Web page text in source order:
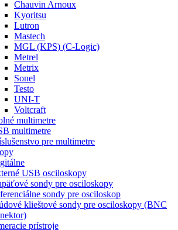
Chauvin Arnoux
Kyoritsu
Lutron
Mastech
MGL (KPS) (C-Logic)
Metrel
Metrix
Sonel
Testo
UNI-T
Voltcraft
multimetre
multimetre
pre multimetre
USB osciloskopy
sondy pre osciloskopy
sondy pre osciloskop
klieštové sondy pre osciloskopy (BNC
prístroje